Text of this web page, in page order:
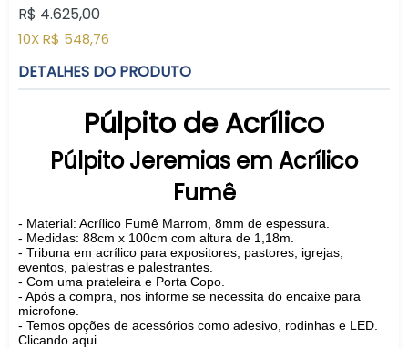
Preço
normal
R$ 4.625,00
10X R$ 548,76
DETALHES DO PRODUTO
Púlpito de Acrílico
Púlpito Jeremias em Acrílico
Fumê
- Material: Acrílico Fumê Marrom, 8mm de espessura.
- Medidas: 88cm x 100cm com altura de 1,18m.
- Tribuna em acrílico para expositores, pastores, igrejas,
eventos, palestras e palestrantes.
- Com uma prateleira e Porta Copo.
- Após a compra, nos informe se necessita do encaixe para
microfone.
- Temos opções de acessórios como adesivo, rodinhas e LED.
Clicando aqui.